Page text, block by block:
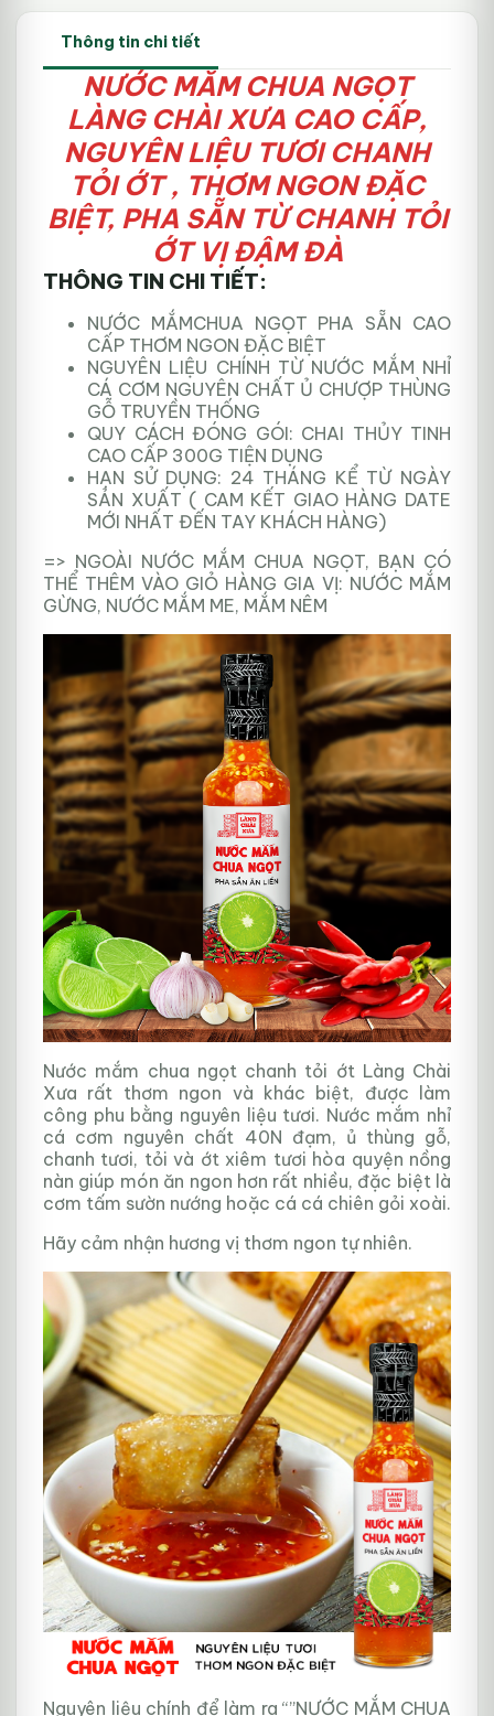
biệt,
pha
sẵn
từ
chanh
tỏi
ớt
vị
đậm
đà
số
Thông tin chi tiết
NƯỚC MẮM CHUA NGỌT
LÀNG CHÀI XƯA CAO CẤP,
NGUYÊN LIỆU TƯƠI CHANH
TỎI ỚT, THƠM NGON ĐẶC
BIỆT, PHA SẴN TỪ CHANH TỎI
ỚT VỊ ĐẬM ĐÀ
THÔNG TIN CHI TIẾT:
NƯỚC MẮMCHUA NGỌT PHA SẴN CAO
CẤP THƠM NGON ĐẶC BIỆT
NGUYÊN LIỆU CHÍNH TỪ NƯỚC MẮM NHỈ
CÁ CƠM NGUYÊN CHẤT Ủ CHƯỢP THÙNG
GỖ TRUYỀN THỐNG
QUY CÁCH ĐÓNG GÓI: CHAI THỦY TINH
CAO CẤP 300G TIỆN DỤNG
HẠN SỬ DỤNG: 24 THÁNG KỂ TỪ NGÀY
SẢN XUẤT ( CAM KẾT GIAO HÀNG DATE
MỚI NHẤT ĐẾN TAY KHÁCH HÀNG)
=> NGOÀI NƯỚC MẮM CHUA NGỌT, BẠN CÓ
THỂ THÊM VÀO GIỎ HÀNG GIA VỊ: NƯỚC MẮM
GỪNG, NƯỚC MẮM ME, MẮM NÊM
Nước mắm chua ngọt chanh tỏi ớt Làng Chài
Xưa rất thơm ngon và khác biệt, được làm
công phu bằng nguyên liệu tươi. Nước mắm nhỉ
cá cơm nguyên chất 40N đạm, ủ thùng gỗ,
chanh tươi, tỏi và ớt xiêm tươi hòa quyện nồng
nàn giúp món ăn ngon hơn rất nhiều, đặc biệt là
cơm tấm sườn nướng hoặc cá cá chiên gỏi xoài.
Hãy cảm nhận hương vị thơm ngon tự nhiên.
Nguyên liệu chính để làm ra “”NƯỚC MẮM CHUA